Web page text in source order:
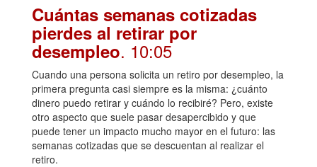
Cuántas semanas cotizadas
pierdes al retirar por
desempleo. 10:05
Cuando una persona solicita un retiro por desempleo, la
primera pregunta casi siempre es la misma: ¿cuánto
dinero puedo retirar y cuándo lo recibiré? Pero, existe
otro aspecto que suele pasar desapercibido y que
puede tener un impacto mucho mayor en el futuro: las
semanas cotizadas que se descuentan al realizar el
retiro.